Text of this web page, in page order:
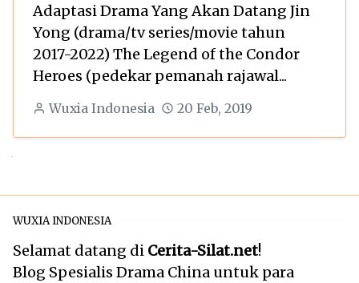
Adaptasi Drama Yang Akan Datang Jin
Yong (drama/tv series/movie tahun
2017-2022) The Legend of the Condor
Heroes (pedekar pemanah rajawal...
Wuxia Indonesia 20 Feb, 2019
WUXIA INDONESIA
Selamat datang di Cerita-Silat.net!
Blog Spesialis Drama China untuk para